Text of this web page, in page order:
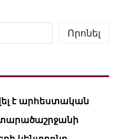
Որոնել
է արհեստական